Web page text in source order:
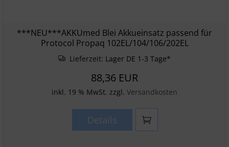
***NEU***AKKUmed Blei Akkueinsatz passend für
Protocol Propaq 102EL/104/106/202EL
Lieferzeit: Lager DE 1-3 Tage*
88,36 EUR
inkl. 19 % MwSt. zzgl. Versandkosten
Details